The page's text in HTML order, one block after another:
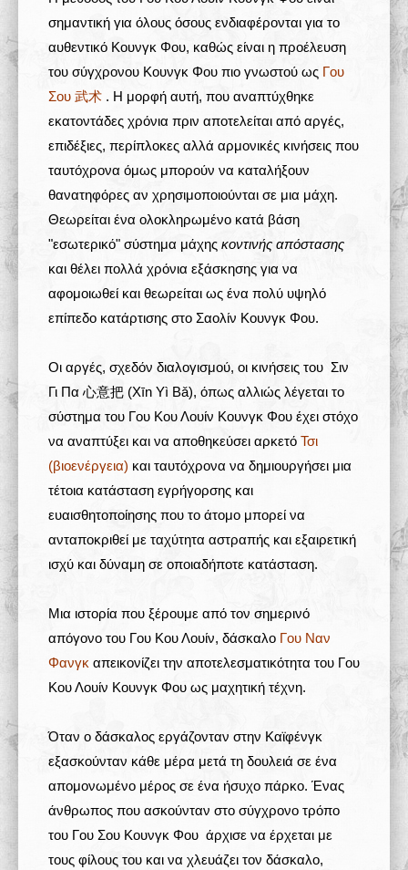
σημαντική για όλους όσους ενδιαφέρονται για το
αυθεντικό Κουνγκ Φου, καθώς είναι η προέλευση
του σύγχρονου Κουνγκ Φου πιο γνωστού ως Γου
Σου 武术 . Η μορφή αυτή, που αναπτύχθηκε
εκατοντάδες χρόνια πριν αποτελείται από αργές,
επιδέξιες, περίπλοκες αλλά αρμονικές κινήσεις που
ταυτόχρονα όμως μπορούν να καταλήξουν
θανατηφόρες αν χρησιμοποιούνται σε μια μάχη.
Θεωρείται ένα ολοκληρωμένο κατά βάση
"εσωτερικό" σύστημα μάχης κοντινής απόστασης
και θέλει πολλά χρόνια εξάσκησης για να
αφομοιωθεί και θεωρείται ως ένα πολύ υψηλό
επίπεδο κατάρτισης στο Σαολίν Κουνγκ Φου.
Οι αργές, σχεδόν διαλογισμού, οι κινήσεις του Σιν
Γι Πα 心意把 (Xīn Yì Bǎ), όπως αλλιώς λέγεται το
σύστημα του Γου Κου Λουίν Κουνγκ Φου έχει στόχο
να αναπτύξει και να αποθηκεύσει αρκετό Τσι
(βιοενέργεια) και ταυτόχρονα να δημιουργήσει μια
τέτοια κατάσταση εγρήγορσης και
ευαισθητοποίησης που το άτομο μπορεί να
ανταποκριθεί με ταχύτητα αστραπής και εξαιρετική
ισχύ και δύναμη σε οποιαδήποτε κατάσταση.
Μια ιστορία που ξέρουμε από τον σημερινό
απόγονο του Γου Κου Λουίν, δάσκαλο Γου Ναν
Φανγκ απεικονίζει την αποτελεσματικότητα του Γου
Κου Λουίν Κουνγκ Φου ως μαχητική τέχνη.
Όταν ο δάσκαλος εργάζονταν στην Καϊφένγκ
εξασκούνταν κάθε μέρα μετά τη δουλειά σε ένα
απομονωμένο μέρος σε ένα ήσυχο πάρκο. Ένας
άνθρωπος που ασκούνταν στο σύγχρονο τρόπο
του Γου Σου Κουνγκ Φου άρχισε να έρχεται με
τους φίλους του και να χλευάζει τον δάσκαλο,